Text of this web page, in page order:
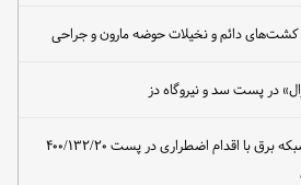
دائم و نخیلات حوضه مارون و جراحی
در پست سد و نیروگاه دز
جلوگیری از خاموشی گسترده شبکه برق با اقدام اضطراری در پست ۴۰۰/۱۳۲/۲۰